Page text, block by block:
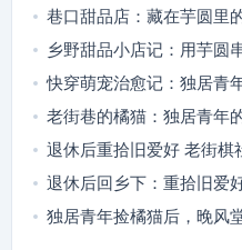
巷口甜品店：藏在芋圆里
事
乡野甜品小店记：用芋圆
快穿萌宠治愈记：独居青
老街巷的橘猫：独居青年
退休后重拾旧爱好 老街棋
退休后回乡下：重拾旧爱
日常
独居青年捡橘猫后，晚风